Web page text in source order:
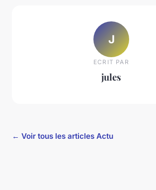
J
ECRIT PAR
jules
← Voir tous les articles Actu